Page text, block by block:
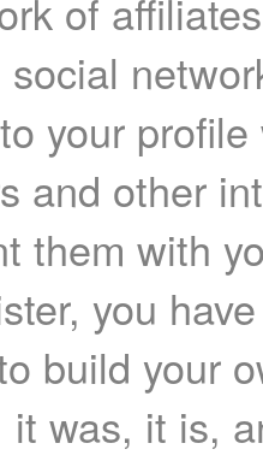
of
your
and other
them with
you
build your
it was, it is,